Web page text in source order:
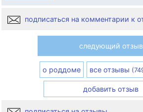
подписаться на комментарии к
следующий отзыв
о роддоме все отзывы
добавить отзыв